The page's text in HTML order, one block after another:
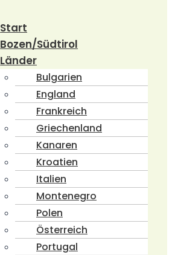
Start
Bozen/Südtirol
Länder
Bulgarien
England
Frankreich
Griechenland
Kanaren
Kroatien
Italien
Montenegro
Polen
Österreich
Portugal